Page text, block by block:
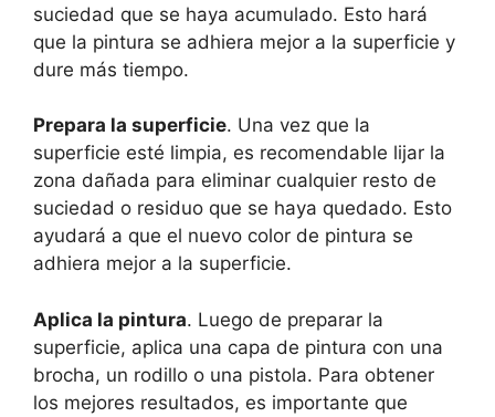
suciedad que se haya acumulado. Esto hará
que la pintura se adhiera mejor a la superficie y
dure más tiempo.
Prepara la superficie. Una vez que la
superficie esté limpia, es recomendable lijar la
zona dañada para eliminar cualquier resto de
suciedad o residuo que se haya quedado. Esto
ayudará a que el nuevo color de pintura se
adhiera mejor a la superficie.
Aplica la pintura. Luego de preparar la
superficie, aplica una capa de pintura con una
brocha, un rodillo o una pistola. Para obtener
los mejores resultados, es importante que